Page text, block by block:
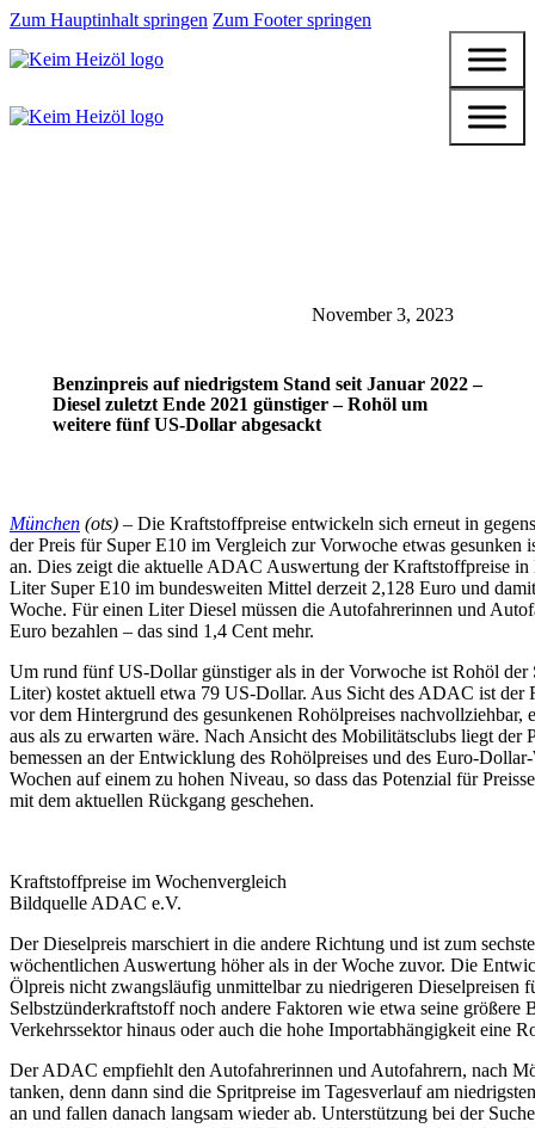
Zum Hauptinhalt springen Zum Footer springen
Benzinpreis auf niedrigstem Stand seit Januar 2022 –
Diesel zuletzt Ende 2021 günstiger – Rohöl um
weitere fünf US-Dollar abgesackt
November 3, 2023
München (ots) – Die Kraftstoffpreise entwickeln sich erneut in
der Preis für Super E10 im Vergleich zur Vorwoche etwas gesunken
an. Dies zeigt die aktuelle ADAC Auswertung der Kraftstoffpreise in
Liter Super E10 im bundesweiten Mittel derzeit 2,128 Euro und
Woche. Für einen Liter Diesel müssen die Autofahrerinnen und
Euro bezahlen – das sind 1,4 Cent mehr.
Um rund fünf US-Dollar günstiger als in der Vorwoche ist Rohöl
Liter) kostet aktuell etwa 79 US-Dollar. Aus Sicht des ADAC ist der
vor dem Hintergrund des gesunkenen Rohölpreises nachvollziehbar,
aus als zu erwarten wäre. Nach Ansicht des Mobilitätsclubs liegt der
bemessen an der Entwicklung des Rohölpreises und des Euro-
Wochen auf einem zu hohen Niveau, so dass das Potenzial für
mit dem aktuellen Rückgang geschehen.
Kraftstoffpreise im Wochenvergleich
Bildquelle ADAC e.V.
Der Dieselpreis marschiert in die andere Richtung und ist zum
wöchentlichen Auswertung höher als in der Woche zuvor. Die
Ölpreis nicht zwangsläufig unmittelbar zu niedrigeren Dieselpreisen
Selbstzünderkraftstoff noch andere Faktoren wie etwa seine größere
Verkehrssektor hinaus oder auch die hohe Importabhängigkeit eine
Der ADAC empfiehlt den Autofahrerinnen und Autofahrern, nach
tanken, denn dann sind die Spritpreise im Tagesverlauf am
an und fallen danach langsam wieder ab. Unterstützung bei der